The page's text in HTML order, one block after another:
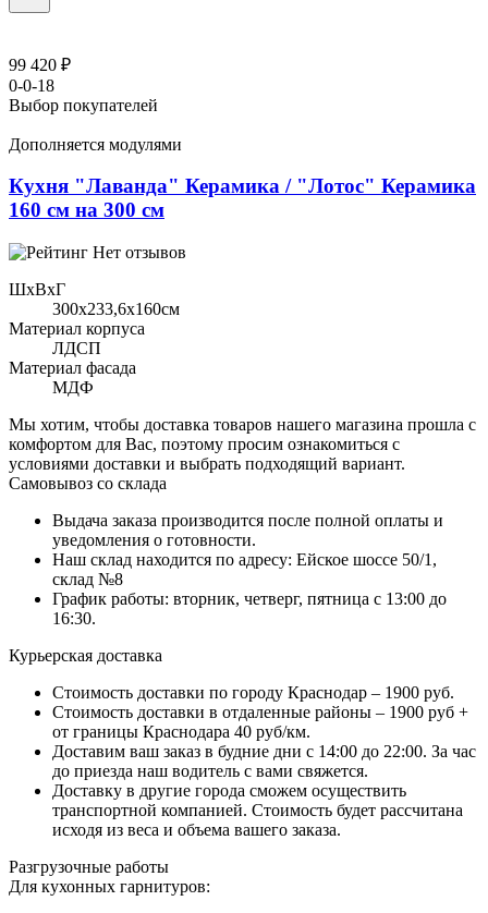
99 420 ₽
0-0-18
Выбор покупателей
Дополняется модулями
Кухня "Лаванда" Керамика / "Лотос" Керамика
160 см на 300 см
Нет отзывов
ШхВхГ
300x233,6х160см
Материал корпуса
ЛДСП
Материал фасада
МДФ
Мы хотим, чтобы доставка товаров нашего магазина прошла с
комфортом для Вас, поэтому просим ознакомиться с
условиями доставки и выбрать подходящий вариант.
Самовывоз со склада
Выдача заказа производится после полной оплаты и
уведомления о готовности.
Наш склад находится по адресу: Ейское шоссе 50/1,
склад №8
График работы: вторник, четверг, пятница с 13:00 до
16:30.
Курьерская доставка
Стоимость доставки по городу Краснодар – 1900 руб.
Стоимость доставки в отдаленные районы – 1900 руб +
от границы Краснодара 40 руб/км.
Доставим ваш заказ в будние дни с 14:00 до 22:00. За час
до приезда наш водитель с вами свяжется.
Доставку в другие города сможем осуществить
транспортной компанией. Стоимость будет рассчитана
исходя из веса и объема вашего заказа.
Разгрузочные работы
Для кухонных гарнитуров: